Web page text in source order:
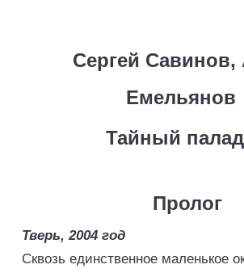
Сергей Савинов,
Емельянов
Тайный
Пролог
Тверь, 2004 год
Сквозь единственное маленькое